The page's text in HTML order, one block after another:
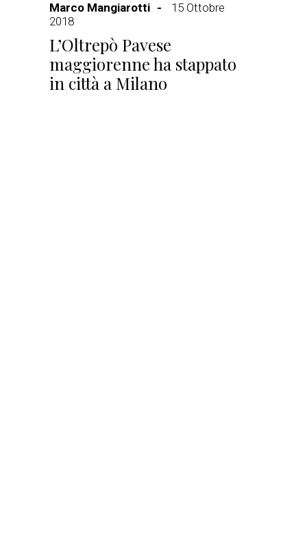
Marco Mangiarotti
15 Ottobre
2018
L’Oltrepò Pavese
maggiorenne ha stappato
in città a Milano